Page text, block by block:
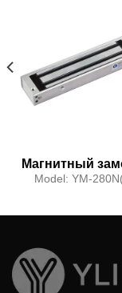
Магнитный
одной
Model: YM-